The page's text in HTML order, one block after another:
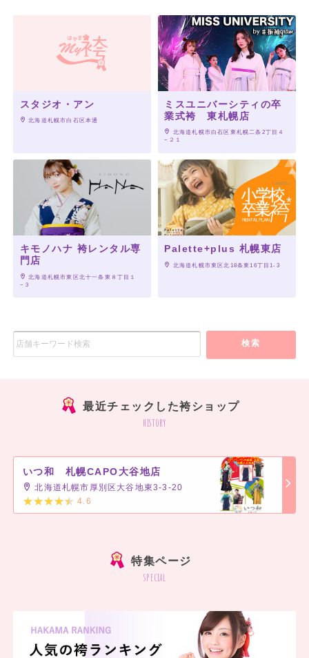
スタジオ・アン
北海道札幌市白石区本通
ミスユニバーシティの卒
業式袴 東札幌店
北海道札幌市白石区東札幌二条2丁目４
−２１
キモノハナ 袴レンタル専
門店
北海道札幌市東区北十一条東８丁目１
−３
Palette+plus 札幌東店
北海道札幌市東区北18条東16丁目1-3
検索
最近チェックした袴ショップ
history
いつ和 札幌CAPO大谷地店
北海道札幌市厚別区大谷地東3-3-20
4.6
特集ページ
special